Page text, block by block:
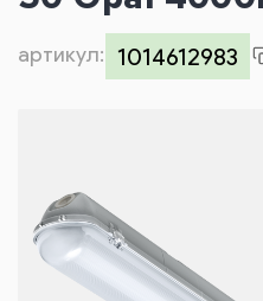
Контакты
артикул: 1014612983